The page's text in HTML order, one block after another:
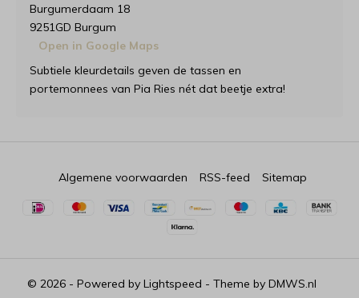
Burgumerdaam 18
9251GD Burgum
Open in Google Maps
Subtiele kleurdetails geven de tassen en
portemonnees van Pia Ries nét dat beetje extra!
© 2026 - Powered by Lightspeed - Theme by DMWS.nl
Algemene voorwaarden RSS-feed Sitemap